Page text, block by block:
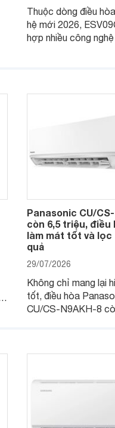
Thuộc dòng điều
hệ mới 2026,
hợp nhiều công
Panasonic CU/
còn 6,5 triệu, điều
làm mát tốt và lọc
quả
29/07/2026
Không chỉ mang lại
tốt, điều hòa
CU/CS-N9AKH-8